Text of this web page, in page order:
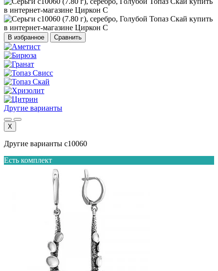
В избранное Сравнить
Другие варианты
X
Другие варианты с10060
Есть комплект